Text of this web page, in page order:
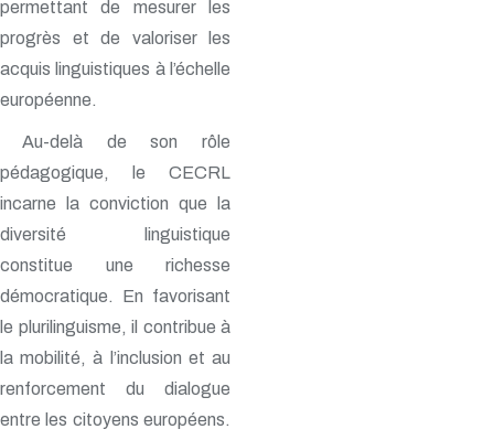
permettant de mesurer les
progrès et de valoriser les
acquis linguistiques à l’échelle
européenne.
Au-delà de son rôle
pédagogique, le CECRL
incarne la conviction que la
diversité linguistique
constitue une richesse
démocratique. En favorisant
le plurilinguisme, il contribue à
la mobilité, à l’inclusion et au
renforcement du dialogue
entre les citoyens européens.